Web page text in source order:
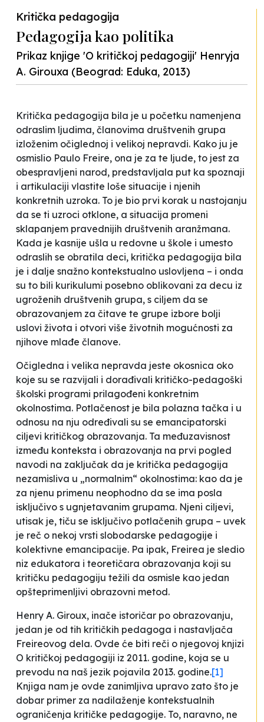
Kritička pedagogija
Pedagogija kao politika
Prikaz knjige 'O kritičkoj pedagogiji' Henryja
A. Girouxa (Beograd: Eduka, 2013)
Kritička pedagogija bila je u početku namenjena
odraslim ljudima, članovima društvenih grupa
izloženim očiglednoj i velikoj nepravdi. Kako ju je
osmislio Paulo Freire, ona je za te ljude, to jest za
obespravljeni narod, predstavljala put ka spoznaji
i artikulaciji vlastite loše situacije i njenih
konkretnih uzroka. To je bio prvi korak u nastojanju
da se ti uzroci otklone, a situacija promeni
sklapanjem pravednijih društvenih aranžmana.
Kada je kasnije ušla u redovne u škole i umesto
odraslih se obratila deci, kritička pedagogija bila
je i dalje snažno kontekstualno uslovljena – i onda
su to bili kurikulumi posebno oblikovani za decu iz
ugroženih društvenih grupa, s ciljem da se
obrazovanjem za čitave te grupe izbore bolji
uslovi života i otvori više životnih mogućnosti za
njihove mlađe članove.
Očigledna i velika nepravda jeste okosnica oko
koje su se razvijali i dorađivali kritičko-pedagoški
školski programi prilagođeni konkretnim
okolnostima. Potlačenost je bila polazna tačka i u
odnosu na nju određivali su se emancipatorski
ciljevi kritičkog obrazovanja. Ta međuzavisnost
između konteksta i obrazovanja na prvi pogled
navodi na zaključak da je kritička pedagogija
nezamisliva u „normalnim“ okolnostima: kao da je
za njenu primenu neophodno da se ima posla
isključivo s ugnjetavanim grupama. Njeni ciljevi,
utisak je, tiču se isključivo potlačenih grupa – uvek
je reč o nekoj vrsti slobodarske pedagogije i
kolektivne emancipacije. Pa ipak, Freirea je sledio
niz edukatora i teoretičara obrazovanja koji su
kritičku pedagogiju težili da osmisle kao jedan
opšteprimenljivi obrazovni metod.
Henry A. Giroux, inače istoričar po obrazovanju,
jedan je od tih kritičkih pedagoga i nastavljača
Freireovog dela. Ovde će biti reči o njegovoj knjizi
O kritičkoj pedagogiji iz 2011. godine, koja se u
prevodu na naš jezik pojavila 2013. godine.[1]
Knjiga nam je ovde zanimljiva upravo zato što je
dobar primer za nadilaženje kontekstualnih
ograničenja kritičke pedagogije. To, naravno, ne